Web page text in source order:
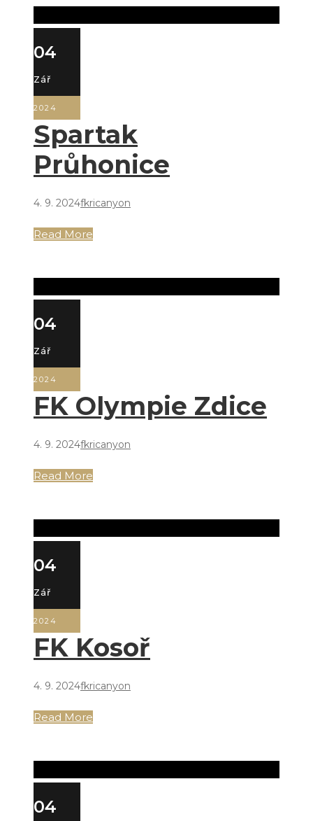
04
Zář
2024
Spartak
Průhonice
4. 9. 2024fkricanyon
Read More
04
Zář
2024
FK Olympie Zdice
4. 9. 2024fkricanyon
Read More
04
Zář
2024
FK Kosoř
4. 9. 2024fkricanyon
Read More
04